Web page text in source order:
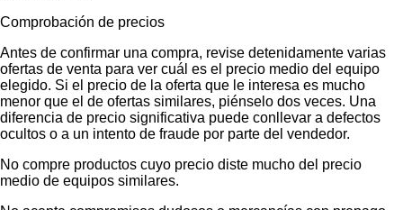
Comprobación de precios
Antes de confirmar una compra, revise detenidamente varias
ofertas de venta para ver cuál es el precio medio del equipo
elegido. Si el precio de la oferta que le interesa es mucho
menor que el de ofertas similares, piénselo dos veces. Una
diferencia de precio significativa puede conllevar a defectos
ocultos o a un intento de fraude por parte del vendedor.
No compre productos cuyo precio diste mucho del precio
medio de equipos similares.